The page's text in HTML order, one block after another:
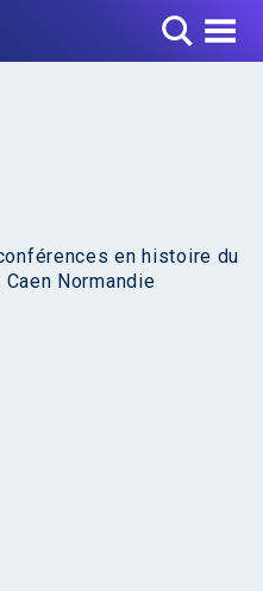
Toggle Menu
en histoire du
Normandie